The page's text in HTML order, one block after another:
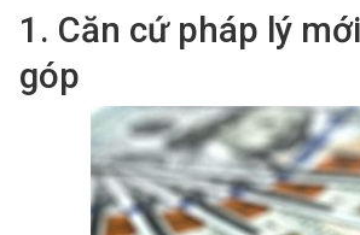
1. Căn cứ pháp lý
góp